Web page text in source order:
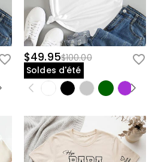
$49.95$100.00
Soldes d'été